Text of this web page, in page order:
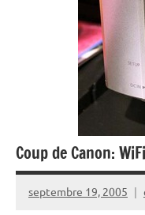
Coup de Canon:
septembre 19, 2005